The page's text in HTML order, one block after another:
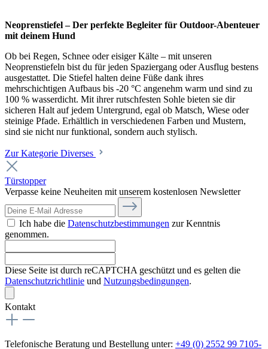
Neoprenstiefel – Der perfekte Begleiter für Outdoor-Abenteuer
mit deinem Hund
Ob bei Regen, Schnee oder eisiger Kälte – mit unseren
Neoprenstiefeln bist du für jeden Spaziergang oder Ausflug bestens
ausgestattet. Die Stiefel halten deine Füße dank ihres
mehrschichtigen Aufbaus bis -20 °C angenehm warm und sind zu
100 % wasserdicht. Mit ihrer rutschfesten Sohle bieten sie dir
sicheren Halt auf jedem Untergrund, egal ob Matsch, Wiese oder
steinige Pfade. Erhältlich in verschiedenen Farben und Mustern,
sind sie nicht nur funktional, sondern auch stylisch.
Zur Kategorie Diverses
Türstopper
Verpasse keine Neuheiten mit unserem kostenlosen Newsletter
Ich habe die Datenschutzbestimmungen zur Kenntnis
genommen.
Diese Seite ist durch reCAPTCHA geschützt und es gelten die
Datenschutzrichtlinie und Nutzungsbedingungen.
Kontakt
Telefonische Beratung und Bestellung unter: +49 (0) 2552 99 7105-